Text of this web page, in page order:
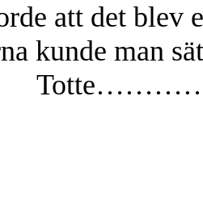
att det blev
kunde man